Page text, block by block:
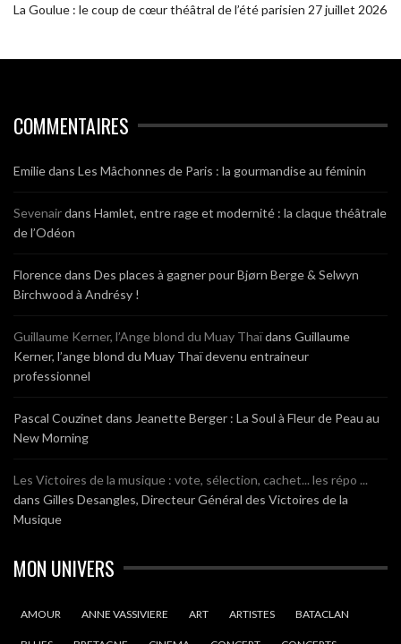
La Goulue : le coup de cœur théâtral de l’été parisien 27 juillet 2026
COMMENTAIRES
Emiliedans Les Mâchonnes de Paris : la gourmandise au féminin
Sevenairdans Hamlet, entre rage et modernité : la claque théâtrale
de l’Odéon
Florencedans Des places à gagner pour Bjørn Berge & Selwyn
Birchwood à Andrésy !
Guillaume Kerner, l’Ange blond du Muay Thaïdans Guillaume
Kerner, l’ange blond du Muay Thaï devenu entraineur
professionnel
Pascal Couzinet dans Jeanette Berger : La Soul à Fleur de Peau au
New Morning
Les Victoires de la musique : vote, sélection, cachet... les répo ...
dans Gilles Desangles, Directeur Général des Victoires de la
Musique
MON UNIVERS
AMOUR ANNE VASSIVIERE ART ARTISTES BATACLAN